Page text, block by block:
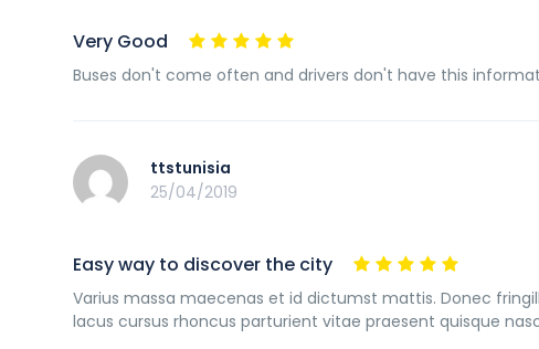
Very Good
Buses don't come often and drivers don't have this
ttstunisia
25/04/2019
Easy way to discover the city
Varius massa maecenas et id dictumst mattis. Donec
lacus cursus rhoncus parturient vitae praesent quisque